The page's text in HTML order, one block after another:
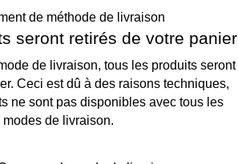
de méthode de livraison
seront retirés de votre panier
de livraison, tous les produits seront
Ceci est dû à des raisons techniques,
ne sont pas disponibles avec tous les
modes de livraison.